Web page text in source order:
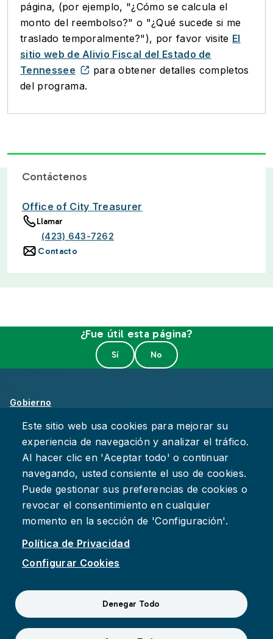
página, (por ejemplo, "¿Cómo se calcula el
monto del reembolso?" o "¿Qué sucede si me
traslado temporalmente?"), por favor visite El
sitio web de Alivio Fiscal del Estado de
Tennessee
para obtener detalles completos
del programa.
Contáctenos
Office of City Treasurer
Llamar
(423) 643-7262
Contacto
¿Fue útil esta página?
Gobierno
Sobre Chattanooga
Empleos
Política de Privacidad
Accesibilidad
Deje su Comentario
Este sitio web usa cookies para mejorar su
experiencia de navegación y analizar el tráfico.
Al hacer clic en 'Aceptar todo' o continuar
navegando, usted consiente el uso de cookies.
Puede gestionar sus preferencias de cookies o
revocar el consentimiento en cualquier
momento en la sección de 'Configuración'.
Política de Privacidad
Configurar Cookies
Denegar Todo
InstagramYouTube
Suspect fraud, waste, or abuse?Report it to the Office of
Internal Audit
© 2026 Ciudad de Chattanooga